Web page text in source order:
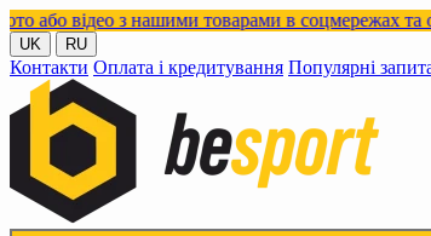
з нашими товарами в соцмережах та
UK RU
Контакти Оплата і кредитування Популярні